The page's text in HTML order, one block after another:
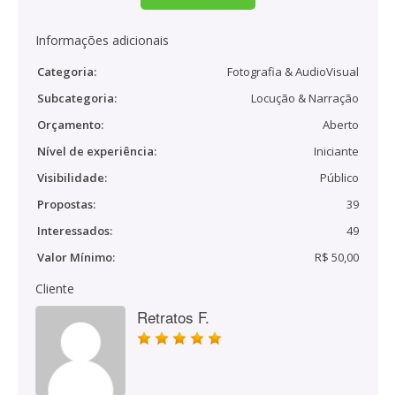
Informações adicionais
Categoria:
Fotografia & AudioVisual
Subcategoria:
Locução & Narração
Orçamento:
Aberto
Nível de experiência:
Iniciante
Visibilidade:
Público
Propostas:
39
Interessados:
49
Valor Mínimo:
R$ 50,00
Cliente
Retratos F.